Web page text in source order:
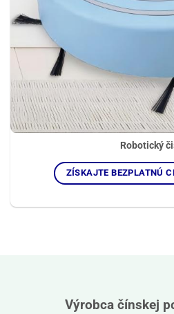
Robotický
ZÍSKAJTE BEZPLATNÚ
Výrobca čínskej